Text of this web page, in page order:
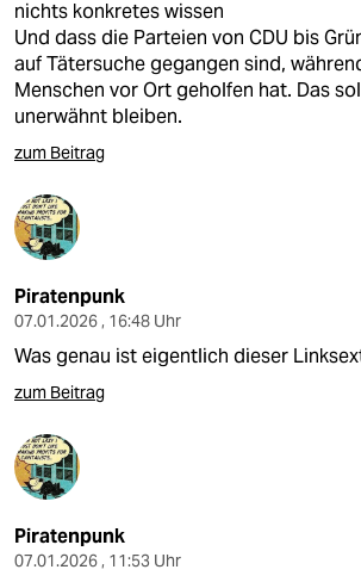
nichts konkretes wissen
Und dass die Parteien von CDU bis
auf Tätersuche gegangen sind,
Menschen vor Ort geholfen hat. Das
unerwähnt bleiben.
zum Beitrag
Piratenpunk
07.01.2026 , 16:48 Uhr
Was genau ist eigentlich dieser
zum Beitrag
Piratenpunk
07.01.2026 , 11:53 Uhr